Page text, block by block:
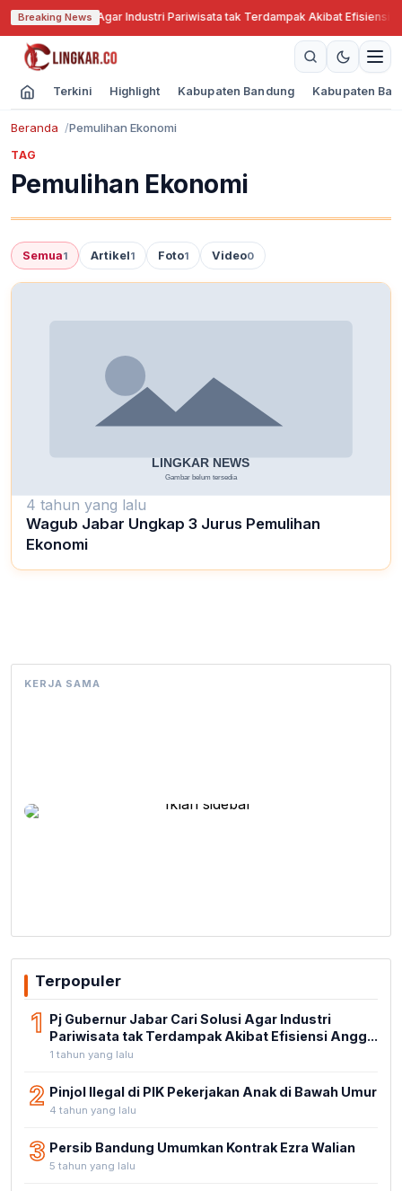
Breaking News
Cari Solusi Agar Industri Pariwisata tak Terdampak Akibat Efisiensi
Terkini Highlight Kabupaten Bandung Kabupaten
Beranda Pemulihan Ekonomi
TAG
Pemulihan Ekonomi
Semua1 Artikel1 Foto1 Video0
4 tahun yang lalu
Wagub Jabar Ungkap 3 Jurus Pemulihan
Ekonomi
KERJA SAMA
Terpopuler
1 Pj Gubernur Jabar Cari Solusi Agar Industri
Pariwisata tak Terdampak Akibat Efisiensi Angg...
1 tahun yang lalu
2 Pinjol Ilegal di PIK Pekerjakan Anak di Bawah Umur
4 tahun yang lalu
3 Persib Bandung Umumkan Kontrak Ezra Walian
5 tahun yang lalu